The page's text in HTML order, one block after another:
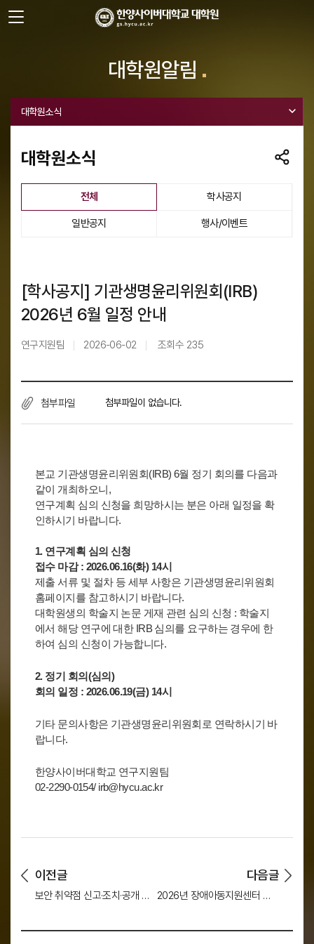
주메뉴 바로가기
본문 바로가기
사이트정보 바로가기
대학원알림
대학원소식
대학원소식
전체
선택됨
학사공지
일반공지 행사/이벤트
[학사공지] 기관생명윤리위원회(IRB)
2026년 6월 일정 안내
연구지원팀 2026-06-02 조회수 235
첨부파일 첨부파일이 없습니다.
본교 기관생명윤리위원회(IRB) 6월 정기 회의를 다음과
같이 개최하오니,
연구계획 심의 신청을 희망하시는 분은 아래 일정을 확
인하시기 바랍니다.
1. 연구계획 심의 신청
접수 마감 : 2026.06.16(화) 14시
제출 서류 및 절차 등 세부 사항은 기관생명윤리위원회
홈페이지를 참고하시기 바랍니다.
대학원생의 학술지 논문 게재 관련 심의 신청 : 학술지
에서 해당 연구에 대한 IRB 심의를 요구하는 경우에 한
하여 심의 신청이 가능합니다.
2. 정기 회의(심의)
회의 일정 : 2026.06.19(금) 14시
기타 문의사항은 기관생명윤리위원회로 연락하시기 바
랍니다.
한양사이버대학교 연구지원팀
02-2290-0154/ irb@hycu.ac.kr
이전글
보안 취약점 신고·조치·공개 제도(CVD·VDP) 시범사업 안내
다음글
2026년 장애아동지원센터 별칭 공모전 안내